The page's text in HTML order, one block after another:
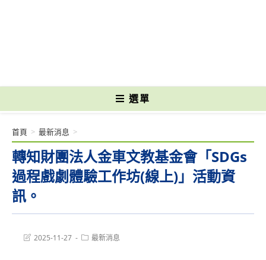
選單
轉知財團法人金車文教基金會「SDGs
過程戲劇體驗工作坊(線上)」活動資
訊。
首頁 > 最新消息 >
Post2025-11-27
Post最新消息